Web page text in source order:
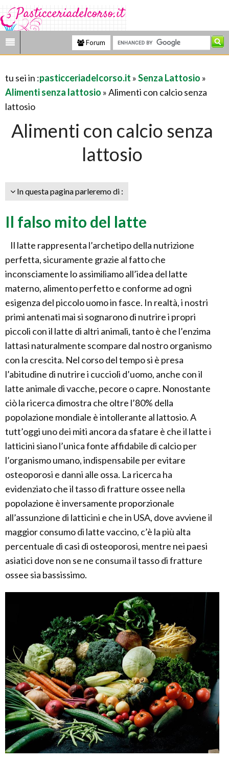
Forum
tu sei in :pasticceriadelcorso.it »Senza Lattosio »
Alimenti senza lattosio » Alimenti con calcio senza
lattosio
Alimenti con calcio senza
lattosio
In questa pagina parleremo di :
Il falso mito del latte
Il latte rappresenta l’archetipo della nutrizione
perfetta, sicuramente grazie al fatto che
inconsciamente lo assimiliamo all’idea del latte
materno, alimento perfetto e conforme ad ogni
esigenza del piccolo uomo in fasce. In realtà, i nostri
primi antenati mai si sognarono di nutrire i propri
piccoli con il latte di altri animali, tanto è che l’enzima
lattasi naturalmente scompare dal nostro organismo
con la crescita. Nel corso del tempo si è presa
l’abitudine di nutrire i cuccioli d’uomo, anche con il
latte animale di vacche, pecore o capre. Nonostante
ciò la ricerca dimostra che oltre l’80% della
popolazione mondiale è intollerante al lattosio. A
tutt’oggi uno dei miti ancora da sfatare è che il latte i
latticini siano l’unica fonte affidabile di calcio per
l’organismo umano, indispensabile per evitare
osteoporosi e danni alle ossa. La ricerca ha
evidenziato che il tasso di fratture ossee nella
popolazione è inversamente proporzionale
all’assunzione di latticini e che in USA, dove avviene il
maggior consumo di latte vaccino, c’è la più alta
percentuale di casi di osteoporosi, mentre nei paesi
asiatici dove non se ne consuma il tasso di fratture
ossee sia bassissimo.